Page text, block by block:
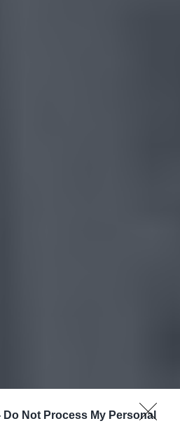
Do Not Process My Personal